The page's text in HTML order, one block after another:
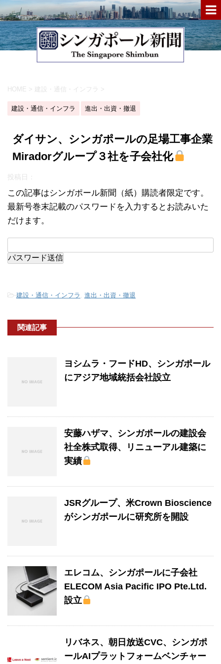
HOME > 建設・通信・インフラ >
建設・通信・インフラ 進出・出資・撤退
ダイサン、シンガポールの足場工事企業
Miradorグループ３社を子会社化
投稿日：
この記事はシンガポール新聞（紙）購読者限定です。
最新号巻末記載のパスワードを入力するとお読みいた
だけます。
-建設・通信・インフラ 進出・出資・撤退
関連記事
ヨシムラ・フードHD、シンガポール
にアジア地域統括会社設立
安藤ハザマ、シンガポールの建設会
社全株式取得、リニューアル建築に
実績
JSRグループ、米Crown Bioscience
がシンガポールに研究所を開設
エレコム、シンガポールに子会社
ELECOM Asia Pacific IPO Pte.Ltd.
設立
リバネス、朝日放送CVC、シンガポ
ールAIプラットフォームベンチャー